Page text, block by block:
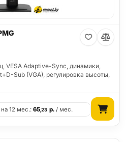
VESA Adaptive-Sync, динамики,
Sub (VGA), регулировка высоты,
на 12 мес.:65,23 р./ мес.